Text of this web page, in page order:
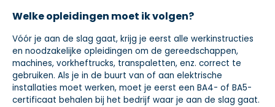
Welke opleidingen moet ik volgen?
Vóór je aan de slag gaat, krijg je eerst alle werkinstructies
en noodzakelijke opleidingen om de gereedschappen,
machines, vorkheftrucks, transpaletten, enz. correct te
gebruiken. Als je in de buurt van of aan elektrische
installaties moet werken, moet je eerst een BA4- of BA5-
certificaat behalen bij het bedrijf waar je aan de slag gaat.